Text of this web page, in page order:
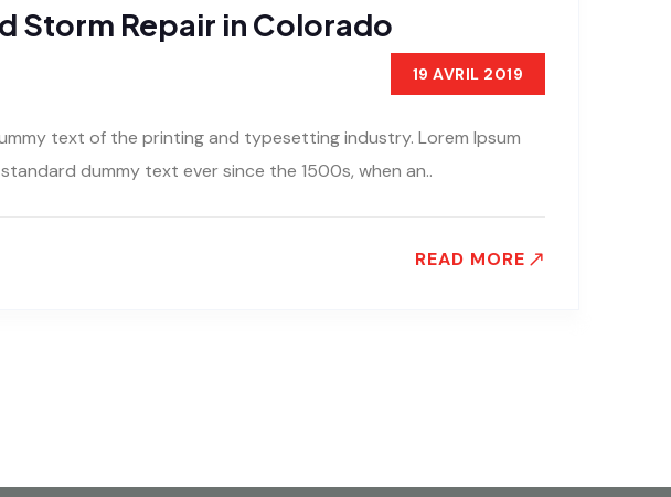
Storm Repair in Colorado
19 AVRIL 2019
text of the printing and typesetting industry. Lorem Ipsum
dummy text ever since the 1500s, when an..
READ MORE